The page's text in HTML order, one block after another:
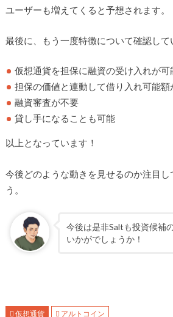
ユーザーも増えてくると予想されます。
最後に、もう一度特徴について確認して
仮想通貨を担保に融資の受け入れが可
担保の価値と連動して借り入れ可能額
融資審査が不要
貸し手になることも可能
以上となっています！
今後どのような動きを見せるのか注目し
う。
今後は是非Saltも投資候補
いかがでしょうか！
仮想通貨 アルトコイン